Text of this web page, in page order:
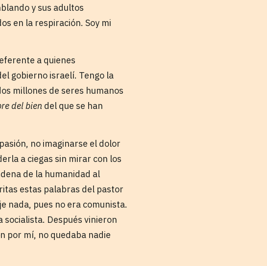
y sus adultos
en la respiración. Soy mi
a quienes
gobierno israelí. Tengo la
millones de seres humanos
del bien del que se han
no imaginarse el dolor
a ciegas sin mirar con los
de la humanidad al
estas palabras del pastor
nada, pues no era comunista.
socialista. Después vinieron
por mí, no quedaba nadie